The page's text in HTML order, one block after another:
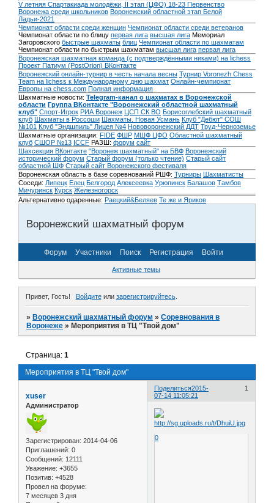
V летняя Спартакиада молодёжи, II этап (ЦФО) 18-23 Первенство
Воронежа среди школьников Воронежский областной этап Белой
Ладьи-2021
Чемпионат области среди женщин Чемпионат области среди ветеранов
Чемпионат области по блицу первая лига высшая лига Мемориал
Загоровского быстрые шахматы блиц Чемпионат области по шахматам
Чемпионат области по быстрым шахматам высшая лига первая лига
Воронежская шахматная команда (с подтверждёнными никами) на lichess
Проект Патиум (PostOrion) ВКонтакте
Воронежский онлайн-турнир в честь начала весны Турнир Voronezh Chess
Team на lichess к Международному дню шахмат Онлайн-чемпионат
Европы на chess.com Полная информация
Шахматные новости: Telegram-канал о шахматах в Воронежской
области Группа ВКонтакте "Воронежский областной шахматный
клуб" Спорт-Игрок РИА Воронеж ЦСП СК ВО Борисоглебский шахматный
клуб Шахматы в Россоши Шахматы. Новая Усмань Клуб "Дебют" СОШ
№101 Клуб "Эндшпиль" Лицея №4 Нововоронежский ДДТ Труд-Черноземье
Шахматные организации: FIDE ФШР МШФ ЦФО Областной шахматный
клуб СШОР №13 ICCF РАЗШ: форум сайт
Шахсекция ВКонтакте "Воронеж шахматный" на БВФ Воронежский
исторический форум Cтарый форум (только чтение) Старый сайт
областной ШФ Старый сайт Воронежского фестиваля
Воронежская область в базе соревнований РШФ: Турниры Шахматисты
Соседи: Липецк Елец Белгород Алексеевка Урюпинск Балашов Тамбов
Мичуринск Курск Железногорск
Альтернативно одаренные: Раецкий&Беляев Те же и Яриков
Воронежский шахматный форум
Форум Участники Поиск Регистрация Войти
Активные темы
Привет, Гость! Войдитеили зарегистрируйтесь.
»Воронежский шахматный форум »Соревнования в
Воронеже »Мероприятия в ТЦ "Твой дом"
Мероприятия в ТЦ "Твой дом"
Страница:1
Поделиться 1
2015-
07-14 11:05:21
xuser
Администратор
Зарегистрирован: 2014-04-06
Приглашений: 0
Сообщений: 12111
Уважение: +3655
Позитив: +4528
Провел на форуме:
7 месяцев 3 дня
0